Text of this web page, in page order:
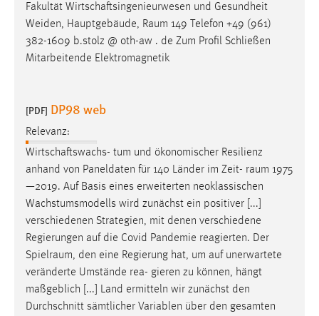
Fakultät Wirtschaftsingenieurwesen und Gesundheit
Weiden, Hauptgebäude, Raum 149 Telefon +49 (961)
382-1609 b.stolz @ oth-aw . de Zum Profil Schließen
Mitarbeitende Elektromagnetik
[PDF] DP98 web
Relevanz:
Wirtschaftswachs- tum und ökonomischer Resilienz
anhand von Paneldaten für 140 Länder im Zeit- raum 1975
—2019. Auf Basis eines erweiterten neoklassischen
Wachstumsmodells wird zunächst ein positiver [...]
verschiedenen Strategien, mit denen verschiedene
Regierungen auf die Covid Pandemie reagierten. Der
Spielraum, den eine Regierung hat, um auf unerwartete
veränderte Umstände rea- gieren zu können, hängt
maßgeblich [...] Land ermitteln wir zunächst den
Durchschnitt sämtlicher Variablen über den gesamten
site-language-preference
Zweck:
Das Cookie speichert die gewählte Sprache der Website.
Chat
Name:
MibewSessionID, MIBEW_UserID, mibew_locale, mibew-
chat-frame-style-5e9dbeb1811c0446
Zweck:
Wird benötigt um die Chatfunktion nutzen zu können.
Cookie Laufzeit:
MibewSessionID, mibew-chat-frame-style-
5e9dbeb1811c0446 = Sitzungslaufzeit, mibew_locale = 3
Jahre, MIBEW_UserID = 1 Jahr